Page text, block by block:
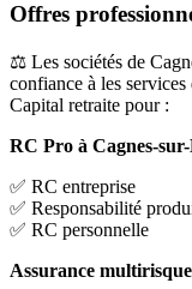
Offres
⚖️ Les sociétés de
confiance à les
Capital retraite pour :
RC Pro à Cagnes-
✅ RC entreprise
✅ Responsabilité
✅ RC personnelle
Assurance